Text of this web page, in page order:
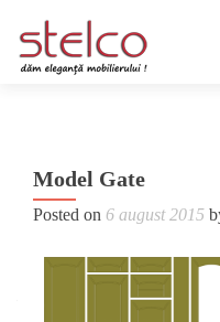
Model Gate
Posted on 6 august 2015